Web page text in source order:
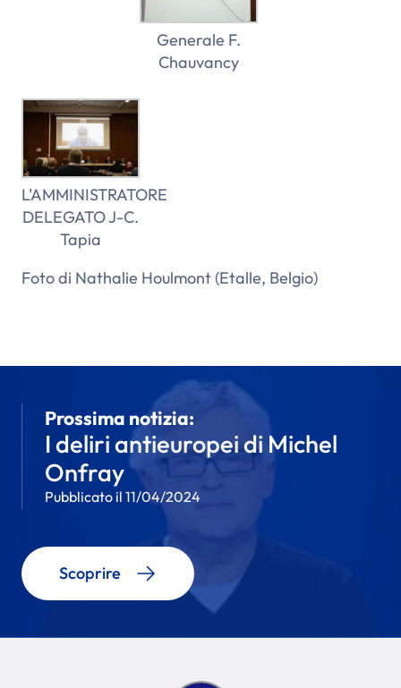
Generale F.
Chauvancy
L'AMMINISTRATORE
DELEGATO J-C.
Tapia
Foto di Nathalie Houlmont (Etalle, Belgio)
Prossima notizia:
I deliri antieuropei di Michel
Onfray
Pubblicato il 11/04/2024
Scoprire